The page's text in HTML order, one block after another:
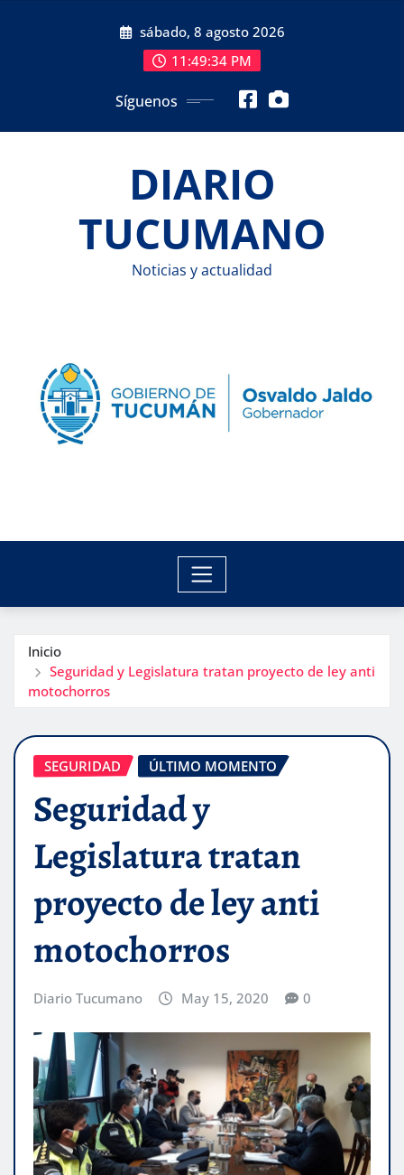
sábado, 8 agosto 2026
11:49:35 PM
Síguenos
DIARIO
TUCUMANO
Noticias y actualidad
Inicio
Seguridad y Legislatura tratan proyecto de ley anti
motochorros
SEGURIDAD ÚLTIMO MOMENTO
Seguridad y
Legislatura tratan
proyecto de ley anti
motochorros
Diario Tucumano May 15, 2020 0